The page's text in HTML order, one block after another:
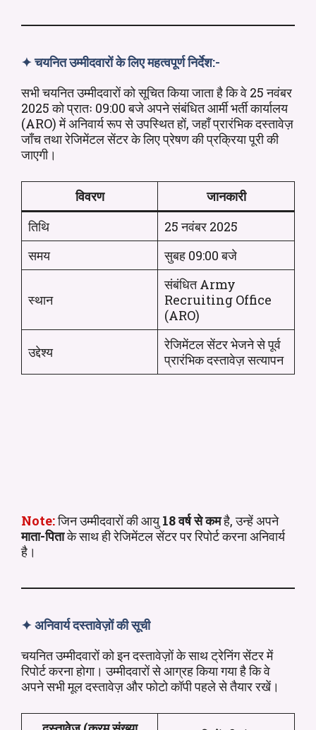
✦ चयनित उम्मीदवारों के लिएमहत्वपूर्ण निर्देश:-
सभी चयनित उम्मीदवारों को सूचित किया जाता है कि वे 25 नवंबर
2025 को प्रातः 09:00 बजे अपने संबंधित आर्मी भर्ती कार्यालय
(ARO) में अनिवार्य रूप से उपस्थित हों, जहाँ प्रारंभिक दस्तावेज़
जाँच तथा रेजिमेंटल सेंटर के लिए प्रेषण की प्रक्रिया पूरी की
जाएगी।
विवरण
जानकारी
तिथि
25 नवंबर 2025
समय
सुबह 09:00 बजे
स्थान
संबंधित Army
Recruiting Office
(ARO)
उद्देश्य
रेजिमेंटल सेंटर भेजने से पूर्व
प्रारंभिक दस्तावेज़ सत्यापन
Note:जिन उम्मीदवारों की आयु18 वर्ष से कमहै, उन्हें अपने
माता-पिताके साथ ही रेजिमेंटल सेंटर पर रिपोर्ट करना अनिवार्य
है।
✦अनिवार्य दस्तावेज़ों की सूची
चयनित उम्मीदवारों को इन दस्तावेज़ों के साथ ट्रेनिंग सेंटर में
रिपोर्ट करना होगा। उम्मीदवारों से आग्रह किया गया है कि वे
अपने सभी मूल दस्तावेज़ और फोटो कॉपी पहले से तैयार रखें।